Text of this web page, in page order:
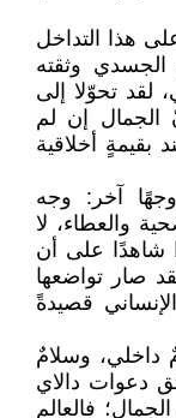
هذا التداخل
الجسدي وثقته
لقد تحوّلا إلى
الجمال إن لم
أخلاقية
آخر: وجه
والعطاء، لا
شاهدًا على أن
صار تواضعها
قصيدةً
داخلي، وسلامٌ
دعوات دالاي
فالعالم